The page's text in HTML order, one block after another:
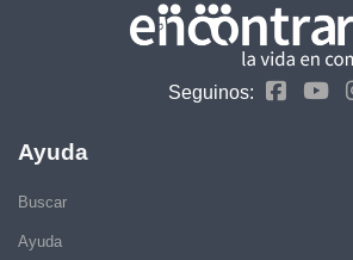
Seguinos:
Ayuda
Buscar
Ayuda